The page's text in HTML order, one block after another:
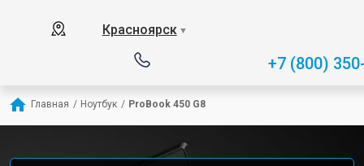
Красноярск ▼
+7 (800)
Главная / Ноутбук / ProBook 450 G8